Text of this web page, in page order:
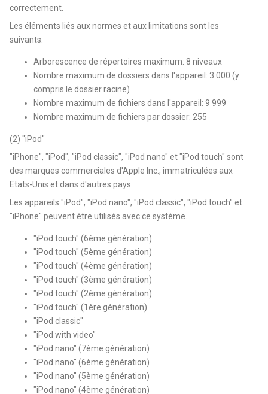
correctement.
Les éléments liés aux normes et aux limitations sont les
suivants:
Arborescence de répertoires maximum: 8 niveaux
Nombre maximum de dossiers dans l'appareil: 3 000 (y
compris le dossier racine)
Nombre maximum de fichiers dans l'appareil: 9 999
Nombre maximum de fichiers par dossier: 255
(2) "iPod"
"iPhone", "iPod", "iPod classic", "iPod nano" et "iPod touch" sont
des marques commerciales d'Apple Inc., immatriculées aux
Etats-Unis et dans d'autres pays.
Les appareils "iPod", "iPod nano", "iPod classic", "iPod touch" et
"iPhone" peuvent être utilisés avec ce système.
"iPod touch" (6ème génération)
"iPod touch" (5ème génération)
"iPod touch" (4ème génération)
"iPod touch" (3ème génération)
"iPod touch" (2ème génération)
"iPod touch" (1ère génération)
"iPod classic"
"iPod with video"
"iPod nano" (7ème génération)
"iPod nano" (6ème génération)
"iPod nano" (5ème génération)
"iPod nano" (4ème génération)